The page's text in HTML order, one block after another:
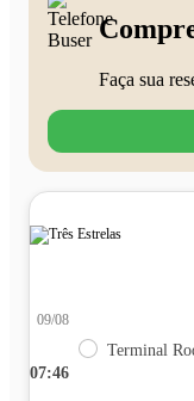
Faça sua
07:46
09/08
Terminal